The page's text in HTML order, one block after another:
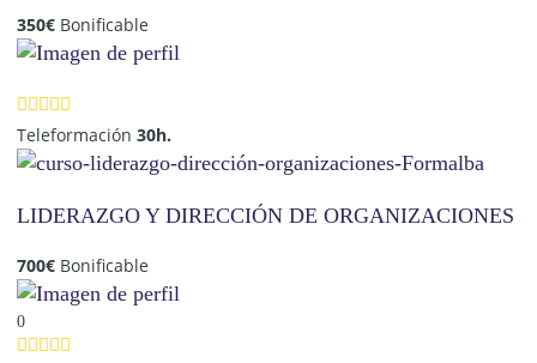
350€ Bonificable
Teleformación30h.
LIDERAZGO Y DIRECCIÓN DE ORGANIZACIONES
700€ Bonificable
0